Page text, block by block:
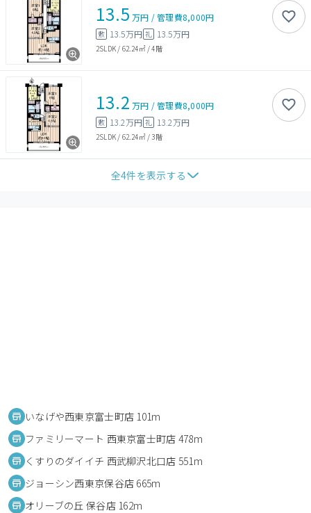
13.5 万円 /管理費8,000円
敷 13.5万円 礼 13.5万円
2SLDK / 62.24㎡/4階
13.2 万円 /管理費8,000円
敷 13.2万円 礼 13.2万円
2SLDK / 62.24㎡/3階
全4件を表示する
いなげや西東京富士町店 101m
ファミリーマート 西東京富士町店 478m
くすりのダイイチ 西武柳沢北口店 551m
ジョーシン西東京保谷店 665m
オリーブの丘 保谷店 162m